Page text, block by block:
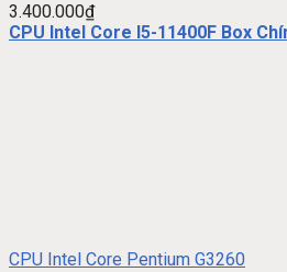
3.400.000₫
CPU Intel Core I5-11400F Box
CPU Intel Core Pentium G3260